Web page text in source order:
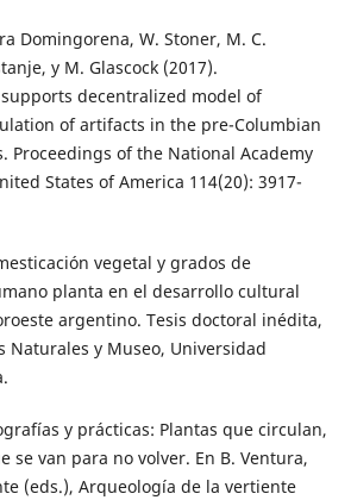
Domingorena, W. Stoner, M. C.
y M. Glascock (2017).
decentralized model of
of artifacts in the pre-Columbian
Proceedings of the National Academy
States of America 114(20): 3917-
vegetal y grados de
planta en el desarrollo cultural
argentino. Tesis doctoral inédita,
Naturales y Museo, Universidad
y prácticas: Plantas que circulan,
se van para no volver. En B. Ventura,
(eds.), Arqueología de la vertiente